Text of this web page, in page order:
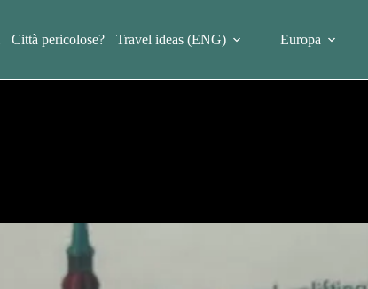
Città pericolose? Travel ideas (ENG) Europa